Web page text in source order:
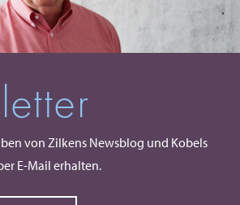
von Zilkens Newsblog und Kobels
E-Mail erhalten.